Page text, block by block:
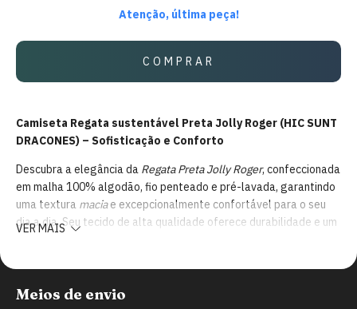
Atenção, última peça!
Camiseta Regata sustentável Preta Jolly Roger (HIC SUNT
DRACONES) – Sofisticação e Conforto
Descubra a elegância da Regata Preta Jolly Roger, confeccionada
em malha 100% algodão, fio penteado e pré-lavada, garantindo
uma textura maciae excepcionalmente confortável para o seu
dia a dia. Seu tecido de alta qualidade oferece durabilidade e um
A estampa exclusiva
frase em latim que significa "aqui há dragões", um aviso histórico
VER MAIS
ENTREGAS PARA O CEP:
Meios de envio